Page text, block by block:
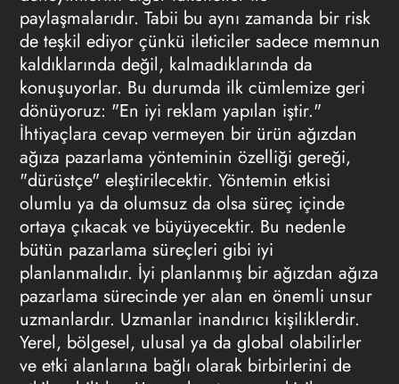
paylaşmalarıdır. Tabii bu aynı zamanda bir risk
de teşkil ediyor çünkü ileticiler sadece memnun
kaldıklarında değil, kalmadıklarında da
konuşuyorlar. Bu durumda ilk cümlemize geri
dönüyoruz: "En iyi reklam yapılan iştir."
İhtiyaçlara cevap vermeyen bir ürün ağızdan
ağıza pazarlama yönteminin özelliği gereği,
"dürüstçe" eleştirilecektir. Yöntemin etkisi
olumlu ya da olumsuz da olsa süreç içinde
ortaya çıkacak ve büyüyecektir. Bu nedenle
bütün pazarlama süreçleri gibi iyi
planlanmalıdır. İyi planlanmış bir ağızdan ağıza
pazarlama sürecinde yer alan en önemli unsur
uzmanlardır. Uzmanlar inandırıcı kişiliklerdir.
Yerel, bölgesel, ulusal ya da global olabilirler
ve etki alanlarına bağlı olarak birbirlerini de